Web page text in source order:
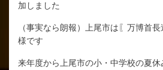
加しました
（事実なら朗報）上尾市は〖万博首
様です
来年度から上尾市の小・中学校の夏